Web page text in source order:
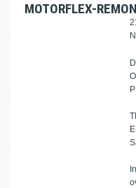
MOTORFLEX-